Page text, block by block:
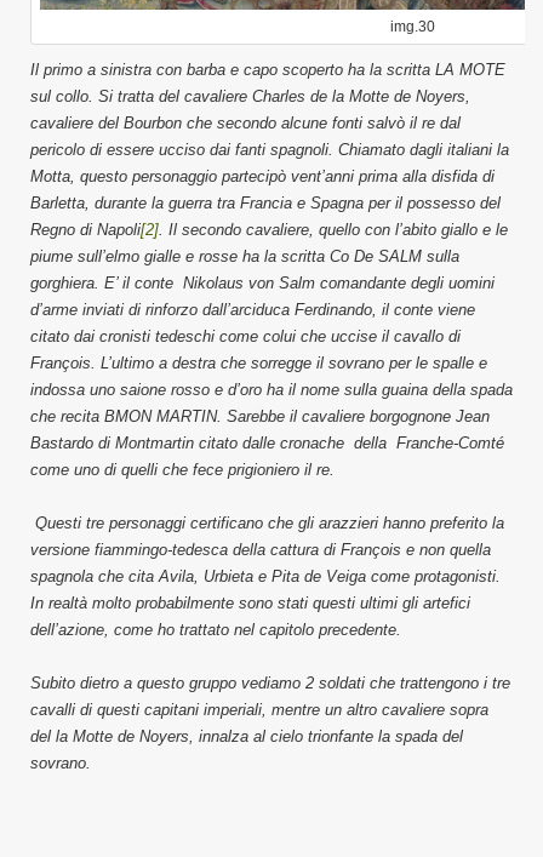
img.30
Il primo a sinistra con barba e capo scoperto ha la scritta LA MOTE
sul collo. Si tratta del cavaliere Charles de la Motte de Noyers,
cavaliere del Bourbon che secondo alcune fonti salvò il re dal
pericolo di essere ucciso dai fanti spagnoli. Chiamato dagli italiani la
Motta, questo personaggio partecipò vent’anni prima alla disfida di
Barletta, durante la guerra tra Francia e Spagna per il possesso del
Regno di Napoli[2] . Il secondo cavaliere, quello con l’abito giallo e le
piume sull’elmo gialle e rosse ha la scritta Co De SALM sulla
gorghiera. E’ il conte Nikolaus von Salm comandante degli uomini
d’arme inviati di rinforzo dall’arciduca Ferdinando, il conte viene
citato dai cronisti tedeschi come colui che uccise il cavallo di
François. L’ultimo a destra che sorregge il sovrano per le spalle e
indossa uno saione rosso e d’oro ha il nome sulla guaina della spada
che recita BMON MARTIN. Sarebbe il cavaliere borgognone Jean
Bastardo di Montmartin citato dalle cronache della Franche-Comté
come uno di quelli che fece prigioniero il re.
Questi tre personaggi certificano che gli arazzieri hanno preferito la
versione fiammingo-tedesca della cattura di François e non quella
spagnola che cita Avila, Urbieta e Pita de Veiga come protagonisti.
In realtà molto probabilmente sono stati questi ultimi gli artefici
dell’azione, come ho trattato nel capitolo precedente.
Subito dietro a questo gruppo vediamo 2 soldati che trattengono i tre
cavalli di questi capitani imperiali, mentre un altro cavaliere sopra
del la Motte de Noyers, innalza al cielo trionfante la spada del
sovrano.